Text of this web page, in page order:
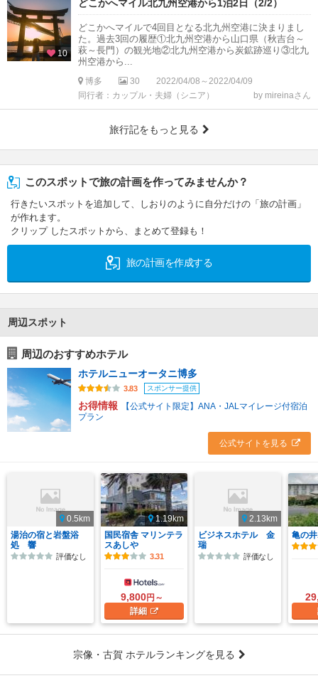
10
どこかへマイル北九州空港から1泊2日（2/2）
どこかへマイルで4回目となる北九州空港に決まりまし
た。過去3回の履歴①北九州空港から山口県（秋吉台～
萩～長門）の観光地②北九州空港から炭鉱跡巡り③北九
州空港から...
博多 30
2022/04/08～2022/04/09
同行者：カップル・夫婦（シニア）
by mireinaさん
旅行記をもっと見る
このスポットで旅の計画を作ってみませんか？
行きたいスポットを追加して、しおりのように自分だけの「旅の計画」
が作れます。
クリップ したスポットから、まとめて登録も！
旅の計画を作成する
周辺スポット
周辺のおすすめホテル
ホテルニューオータニ博多
3.83 スポンサー提供
お得情報
【公式サイト限定】ANA・JALマイレージ付宿泊
プラン
公式サイトを見る
0.5km
湯治の宿と岩盤浴
処 響
評価なし
1.19km
国民宿舎 マリンテラ
スあしや
3.31
9,800円～
詳細
2.13km
ビジネスホテル 金
瑞
評価なし
亀の
宗像・古賀 ホテルランキングを見る